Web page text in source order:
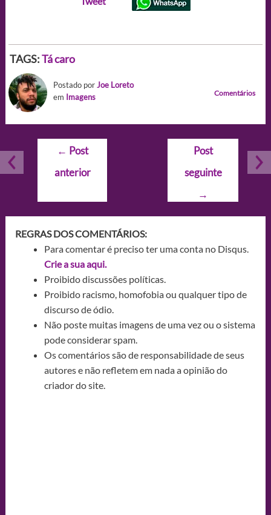
TAGS:Tá caro
Postado porJoe Loreto
em Imagens Comentários
Navegação
Post
← Post
anterior
Post
seguinte
→
REGRAS DOS COMENTÁRIOS:
Para comentar é preciso ter uma conta no Disqus.
Crie a sua aqui.
Proibido discussões políticas.
Proibido racismo, homofobia ou qualquer tipo de
discurso de ódio.
Não poste muitas imagens de uma vez ou o sistema
pode considerar spam.
Os comentários são de responsabilidade de seus
autores e não refletem em nada a opinião do
criador do site.